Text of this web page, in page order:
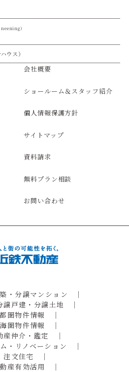
）
ウス）
会社概要
ショールーム＆スタッフ紹介
個人情報保護方針
サイトマップ
資料請求
無料プラン相談
お問い合わせ
・分譲マンション
譲戸建・分譲土地
圏物件情報
圏物件情報
産仲介・鑑定
・リノベーション
注文住宅
産有効活用